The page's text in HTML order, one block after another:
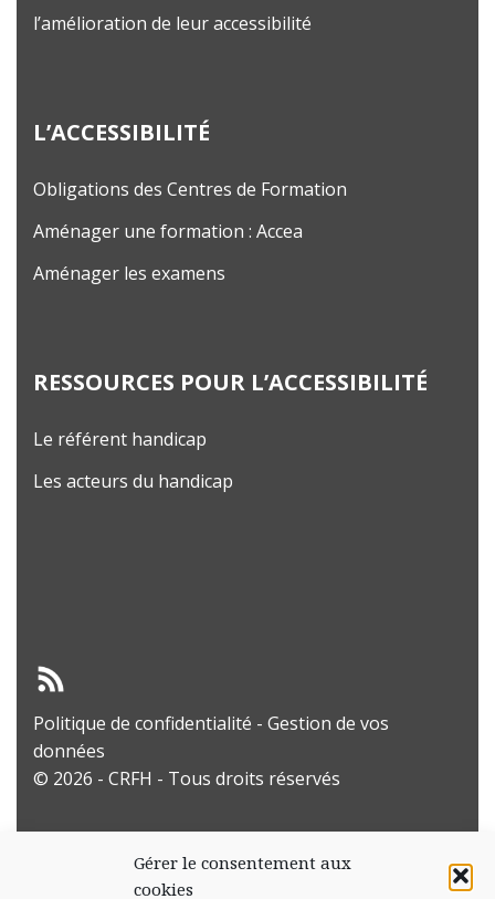
Gérer le consentement aux
cookies
l’amélioration de leur accessibilité
L’ACCESSIBILITÉ
Obligations des Centres de Formation
Aménager une formation : Accea
Aménager les examens
RESSOURCES POUR L’ACCESSIBILITÉ
Le référent handicap
Les acteurs du handicap
Politique de confidentialité - Gestion de vos
données
© 2026 - CRFH - Tous droits réservés